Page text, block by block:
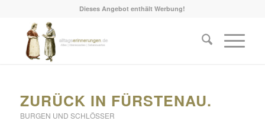
Dieses Angebot enthält Werbung!
ZURÜCK IN FÜRSTENAU.
BURGEN UND SCHLÖSSER